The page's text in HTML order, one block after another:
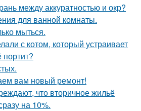
между аккуратностью и окр?
для ванной комнаты.
мыться.
с котом, который устраивает
портит?
вам новый ремонт!
что вторичное жильё
на 10%.